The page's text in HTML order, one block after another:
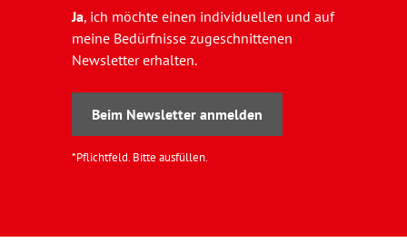
Ja, ich möchte einen individuellen und auf
meine Bedürfnisse zugeschnittenen
Newsletter erhalten.
Beim Newsletter anmelden
*Pflichtfeld. Bitte ausfüllen.